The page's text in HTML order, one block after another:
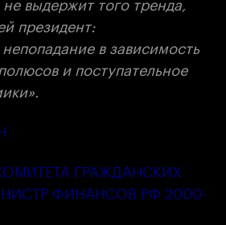
президент:
в зависимость
и поступательное
ГРАЖДАНСКИХ
ФИНАНСОВ РФ 2000-